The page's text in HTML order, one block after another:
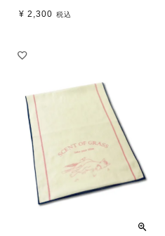
¥ 2,300 税込